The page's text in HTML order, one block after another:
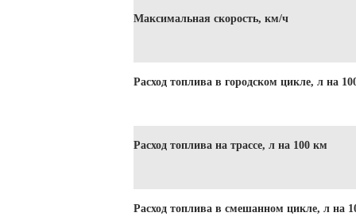
Максимальная скорость, км/ч
Расход топлива в городском цикле, л на
Расход топлива на трассе, л на 100 км
Расход топлива в смешанном цикле, л на